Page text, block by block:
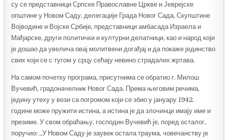
су се представници Српске Православне Цркве и Јеврејске
општине у Новом Саду, делегације Града Новог Сада, Скупштине
Војводине и Војске Србије, представници амбасада Израела и
Мађарске, други политички и културни делатници, као и народ који
је дошао да увелича овај молитвени догађај и да покаже јединство
свих који се с тугом у срцу сећају невино страдалих жртава.
На самом почетку програма, присутнима се обратио г. Милош
Вучевић, градоначелник Новог Сада. Према његовим речима,
једину утеху у вези са погромом који се збио у јануару 1942.
године може пружити истина, а истина је да злочинци имају име и
презиме. У свом обраћању, господин Вучевић је, поред осталог,
поручио: „У Новом Саду је заувек остала траума, човечанству је